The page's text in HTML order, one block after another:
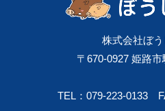
株式会社ぼ
〒670-0927 姫路
TEL：079-223-0133